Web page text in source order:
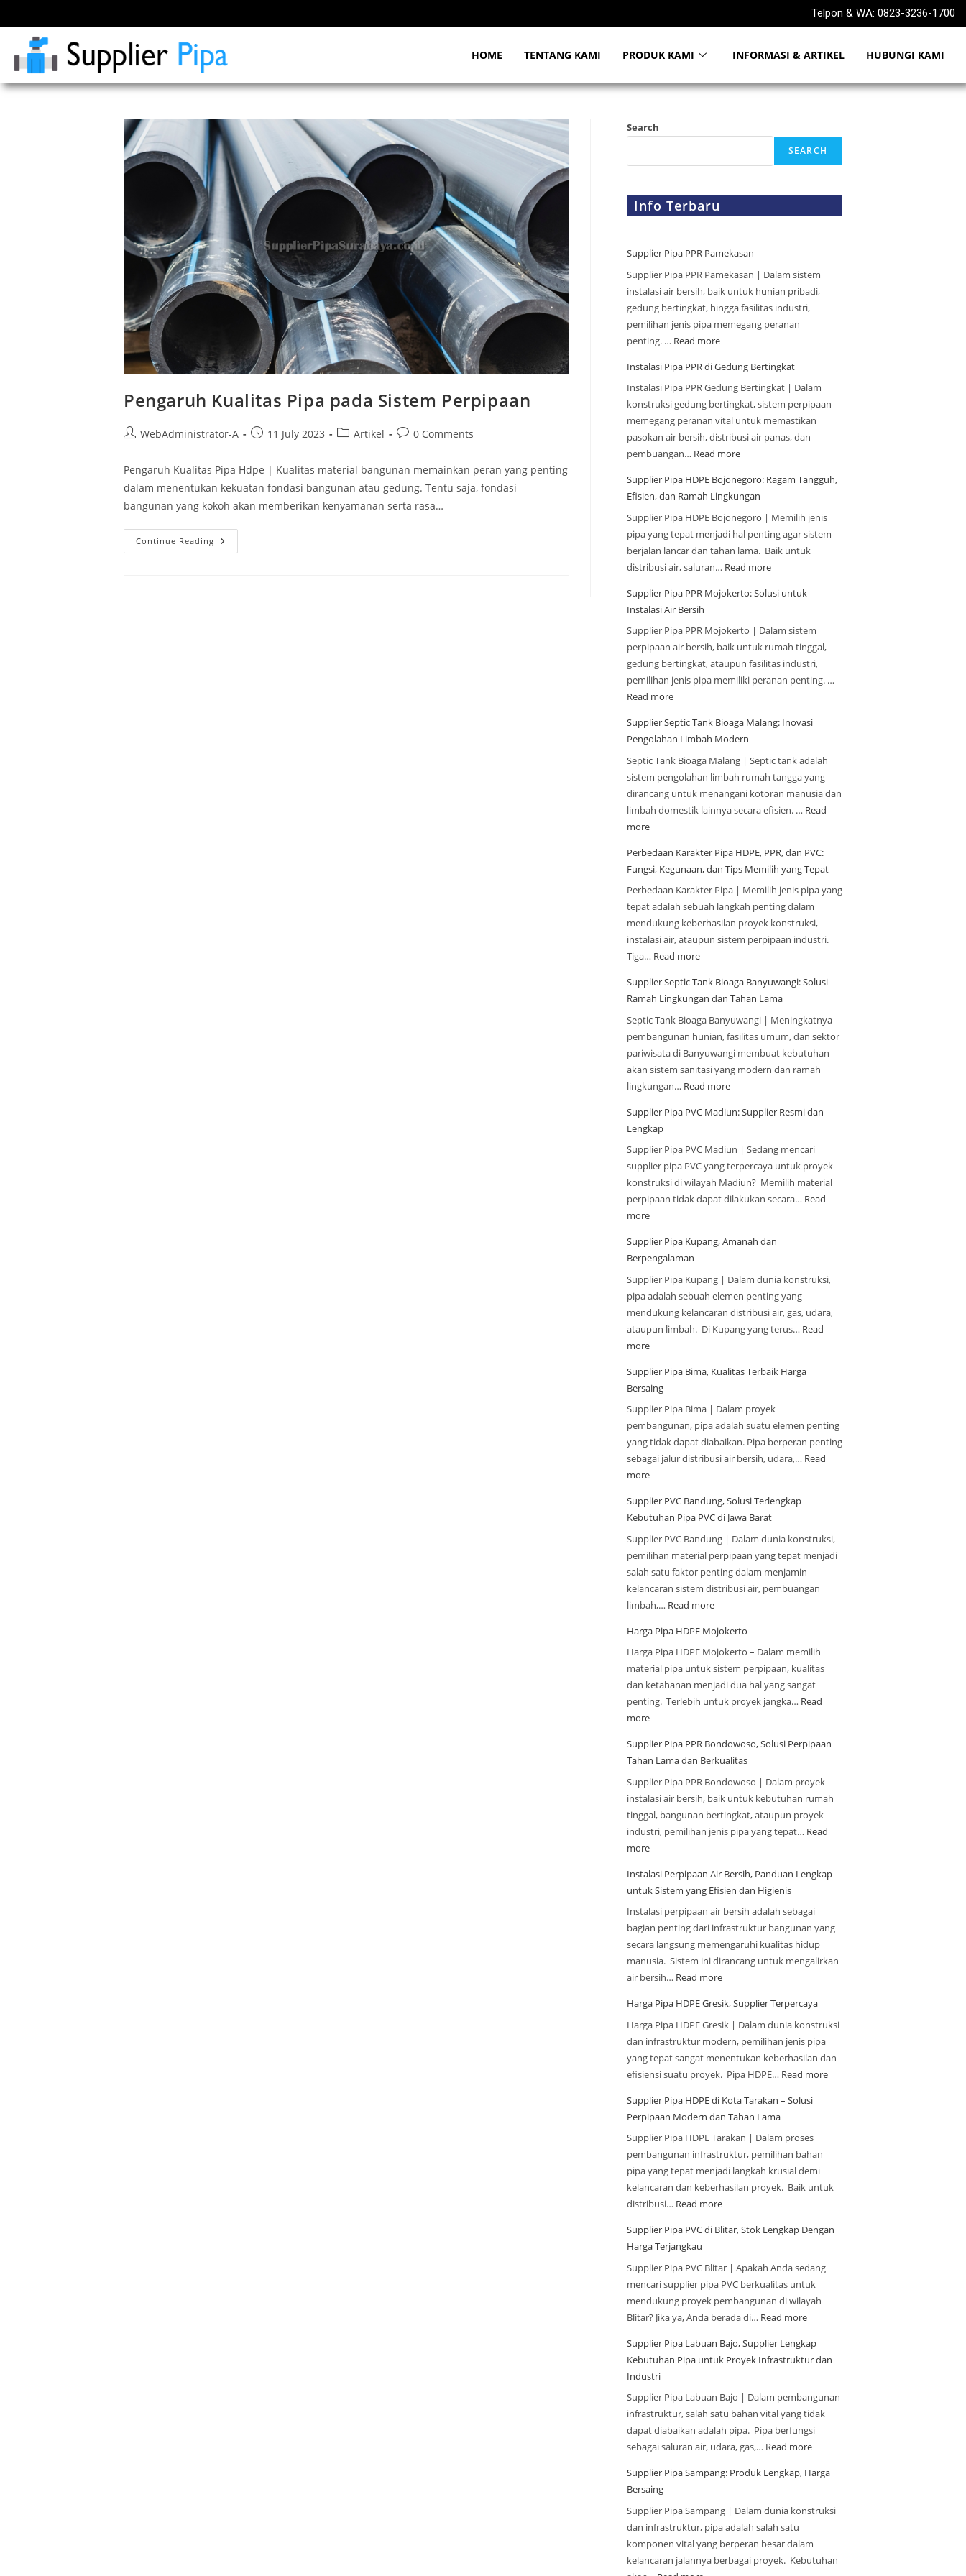
Telpon & WA: 0823-3236-1700
HOME TENTANG KAMI PRODUK KAMI INFORMASI & ARTIKEL HUBUNGI KAMI
Pengaruh Kualitas Pipa pada Sistem Perpipaan
WebAdministrator-A 11 July 2023 Artikel 0 Comments
Pengaruh Kualitas Pipa Hdpe | Kualitas material bangunan memainkan peran yang penting
dalam menentukan kekuatan fondasi bangunan atau gedung. Tentu saja, fondasi
bangunan yang kokoh akan memberikan kenyamanan serta rasa…
Continue Reading
Search
SEARCH
Info Terbaru
Supplier Pipa PPR Pamekasan
Supplier Pipa PPR Pamekasan | Dalam sistem
instalasi air bersih, baik untuk hunian pribadi,
gedung bertingkat, hingga fasilitas industri,
pemilihan jenis pipa memegang peranan
penting. … Read more
Instalasi Pipa PPR di Gedung Bertingkat
Instalasi Pipa PPR Gedung Bertingkat | Dalam
konstruksi gedung bertingkat, sistem perpipaan
memegang peranan vital untuk memastikan
pasokan air bersih, distribusi air panas, dan
pembuangan… Read more
Supplier Pipa HDPE Bojonegoro: Ragam Tangguh,
Efisien, dan Ramah Lingkungan
Supplier Pipa HDPE Bojonegoro | Memilih jenis
pipa yang tepat menjadi hal penting agar sistem
berjalan lancar dan tahan lama. Baik untuk
distribusi air, saluran… Read more
Supplier Pipa PPR Mojokerto: Solusi untuk
Instalasi Air Bersih
Supplier Pipa PPR Mojokerto | Dalam sistem
perpipaan air bersih, baik untuk rumah tinggal,
gedung bertingkat, ataupun fasilitas industri,
pemilihan jenis pipa memiliki peranan penting. …
Read more
Supplier Septic Tank Bioaga Malang: Inovasi
Pengolahan Limbah Modern
Septic Tank Bioaga Malang | Septic tank adalah
sistem pengolahan limbah rumah tangga yang
dirancang untuk menangani kotoran manusia dan
limbah domestik lainnya secara efisien. … Read
more
Perbedaan Karakter Pipa HDPE, PPR, dan PVC:
Fungsi, Kegunaan, dan Tips Memilih yang Tepat
Perbedaan Karakter Pipa | Memilih jenis pipa yang
tepat adalah sebuah langkah penting dalam
mendukung keberhasilan proyek konstruksi,
instalasi air, ataupun sistem perpipaan industri.
Tiga… Read more
Supplier Septic Tank Bioaga Banyuwangi: Solusi
Ramah Lingkungan dan Tahan Lama
Septic Tank Bioaga Banyuwangi | Meningkatnya
pembangunan hunian, fasilitas umum, dan sektor
pariwisata di Banyuwangi membuat kebutuhan
akan sistem sanitasi yang modern dan ramah
lingkungan… Read more
Supplier Pipa PVC Madiun: Supplier Resmi dan
Lengkap
Supplier Pipa PVC Madiun | Sedang mencari
supplier pipa PVC yang terpercaya untuk proyek
konstruksi di wilayah Madiun? Memilih material
perpipaan tidak dapat dilakukan secara… Read
more
Supplier Pipa Kupang, Amanah dan
Berpengalaman
Supplier Pipa Kupang | Dalam dunia konstruksi,
pipa adalah sebuah elemen penting yang
mendukung kelancaran distribusi air, gas, udara,
ataupun limbah. Di Kupang yang terus… Read
more
Supplier Pipa Bima, Kualitas Terbaik Harga
Bersaing
Supplier Pipa Bima | Dalam proyek
pembangunan, pipa adalah suatu elemen penting
yang tidak dapat diabaikan. Pipa berperan penting
sebagai jalur distribusi air bersih, udara,… Read
more
Supplier PVC Bandung, Solusi Terlengkap
Kebutuhan Pipa PVC di Jawa Barat
Supplier PVC Bandung | Dalam dunia konstruksi,
pemilihan material perpipaan yang tepat menjadi
salah satu faktor penting dalam menjamin
kelancaran sistem distribusi air, pembuangan
limbah,… Read more
Harga Pipa HDPE Mojokerto
Harga Pipa HDPE Mojokerto – Dalam memilih
material pipa untuk sistem perpipaan, kualitas
dan ketahanan menjadi dua hal yang sangat
penting. Terlebih untuk proyek jangka… Read
more
Supplier Pipa PPR Bondowoso, Solusi Perpipaan
Tahan Lama dan Berkualitas
Supplier Pipa PPR Bondowoso | Dalam proyek
instalasi air bersih, baik untuk kebutuhan rumah
tinggal, bangunan bertingkat, ataupun proyek
industri, pemilihan jenis pipa yang tepat… Read
more
Instalasi Perpipaan Air Bersih, Panduan Lengkap
untuk Sistem yang Efisien dan Higienis
Instalasi perpipaan air bersih adalah sebagai
bagian penting dari infrastruktur bangunan yang
secara langsung memengaruhi kualitas hidup
manusia. Sistem ini dirancang untuk mengalirkan
air bersih… Read more
Harga Pipa HDPE Gresik, Supplier Terpercaya
Harga Pipa HDPE Gresik | Dalam dunia konstruksi
dan infrastruktur modern, pemilihan jenis pipa
yang tepat sangat menentukan keberhasilan dan
efisiensi suatu proyek. Pipa HDPE… Read more
Supplier Pipa HDPE di Kota Tarakan – Solusi
Perpipaan Modern dan Tahan Lama
Supplier Pipa HDPE Tarakan | Dalam proses
pembangunan infrastruktur, pemilihan bahan
pipa yang tepat menjadi langkah krusial demi
kelancaran dan keberhasilan proyek. Baik untuk
distribusi… Read more
Supplier Pipa PVC di Blitar, Stok Lengkap Dengan
Harga Terjangkau
Supplier Pipa PVC Blitar | Apakah Anda sedang
mencari supplier pipa PVC berkualitas untuk
mendukung proyek pembangunan di wilayah
Blitar? Jika ya, Anda berada di… Read more
Supplier Pipa Labuan Bajo, Supplier Lengkap
Kebutuhan Pipa untuk Proyek Infrastruktur dan
Industri
Supplier Pipa Labuan Bajo | Dalam pembangunan
infrastruktur, salah satu bahan vital yang tidak
dapat diabaikan adalah pipa. Pipa berfungsi
sebagai saluran air, udara, gas,… Read more
Supplier Pipa Sampang: Produk Lengkap, Harga
Bersaing
Supplier Pipa Sampang | Dalam dunia konstruksi
dan infrastruktur, pipa adalah salah satu
komponen vital yang berperan besar dalam
kelancaran jalannya berbagai proyek. Kebutuhan